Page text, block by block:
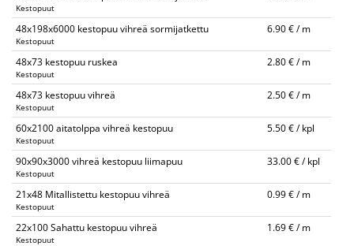
Kestopuut
48x198x6000 kestopuu vihreä sormijatkettu
Kestopuut
6.90 € / m
48x73 kestopuu ruskea
Kestopuut
2.80 € / m
48x73 kestopuu vihreä
Kestopuut
2.50 € / m
60x2100 aitatolppa vihreä kestopuu
Kestopuut
5.50 € / kpl
90x90x3000 vihreä kestopuu liimapuu
Kestopuut
33.00 € / kpl
21x48 Mitallistettu kestopuu vihreä
Kestopuut
0.99 € / m
22x100 Sahattu kestopuu vihreä
Kestopuut
1.69 € / m